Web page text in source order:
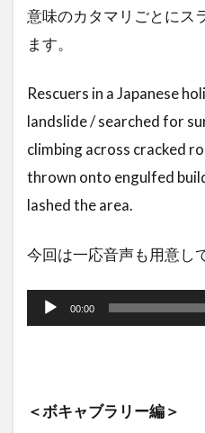
意味のカタマリごとにス
ます。
Rescuers in a Japanese
landslide / searched for
climbing across cracked
thrown onto engulfed
lashed the area.
今回は一応音声も用意し
ヤ
00:00
＜ボキャブラリー編＞